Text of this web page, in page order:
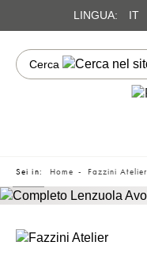
LINGUA: IT
Sei in: Home Fazzini Atelier